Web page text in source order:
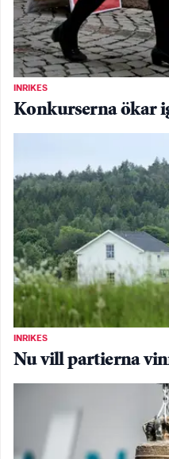
INRIKES
Konkurserna ökar
INRIKES
Nu vill partierna